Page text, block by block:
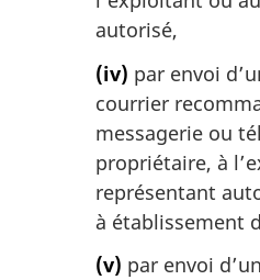
autorisé,
(iv) par envoi
courrier
messagerie ou
propriétaire, à
représentant
à établissement
(v) par envoi